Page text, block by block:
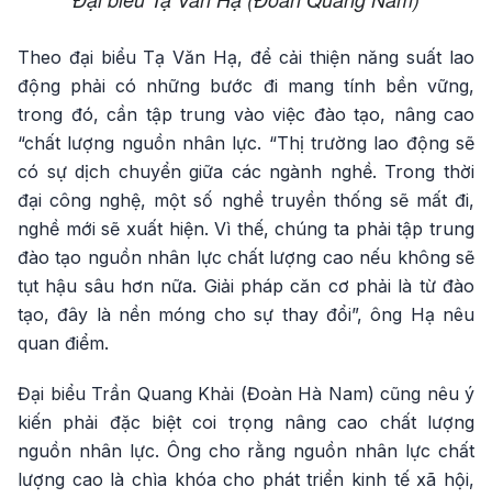
Theo đại biểu Tạ Văn Hạ, để cải thiện năng suất lao
động phải có những bước đi mang tính bền vững,
trong đó, cần tập trung vào việc đào tạo, nâng cao
“chất lượng nguồn nhân lực. “Thị trường lao động sẽ
có sự dịch chuyển giữa các ngành nghề. Trong thời
đại công nghệ, một số nghề truyền thống sẽ mất đi,
nghề mới sẽ xuất hiện. Vì thế, chúng ta phải tập trung
đào tạo nguồn nhân lực chất lượng cao nếu không sẽ
tụt hậu sâu hơn nữa. Giải pháp căn cơ phải là từ đào
tạo, đây là nền móng cho sự thay đổi”, ông Hạ nêu
quan điểm.
Đại biểu Trần Quang Khải (Đoàn Hà Nam) cũng nêu ý
kiến phải đặc biệt coi trọng nâng cao chất lượng
nguồn nhân lực. Ông cho rằng nguồn nhân lực chất
lượng cao là chìa khóa cho phát triển kinh tế xã hội,